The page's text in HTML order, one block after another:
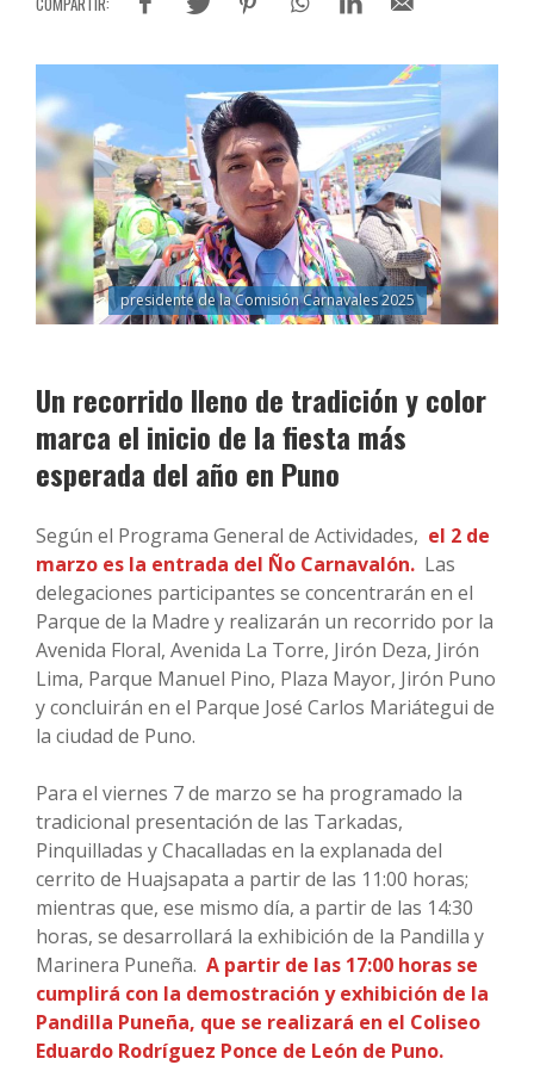
presidente de la Comisión Carnavales 2025
Un recorrido lleno de tradición y color
marca el inicio de la fiesta más
esperada del año en Puno
Según el Programa General de Actividades, el 2 de
marzo es la entrada del Ño Carnavalón. Las
delegaciones participantes se concentrarán en el
Parque de la Madre y realizarán un recorrido por la
Avenida Floral, Avenida La Torre, Jirón Deza, Jirón
Lima, Parque Manuel Pino, Plaza Mayor, Jirón Puno
y concluirán en el Parque José Carlos Mariátegui de
la ciudad de Puno.
Para el viernes 7 de marzo se ha programado la
tradicional presentación de las Tarkadas,
Pinquilladas y Chacalladas en la explanada del
cerrito de Huajsapata a partir de las 11:00 horas;
mientras que, ese mismo día, a partir de las 14:30
horas, se desarrollará la exhibición de la Pandilla y
Marinera Puneña. A partir de las 17:00 horas se
cumplirá con la demostración y exhibición de la
Pandilla Puneña, que se realizará en el Coliseo
Eduardo Rodríguez Ponce de León de Puno.